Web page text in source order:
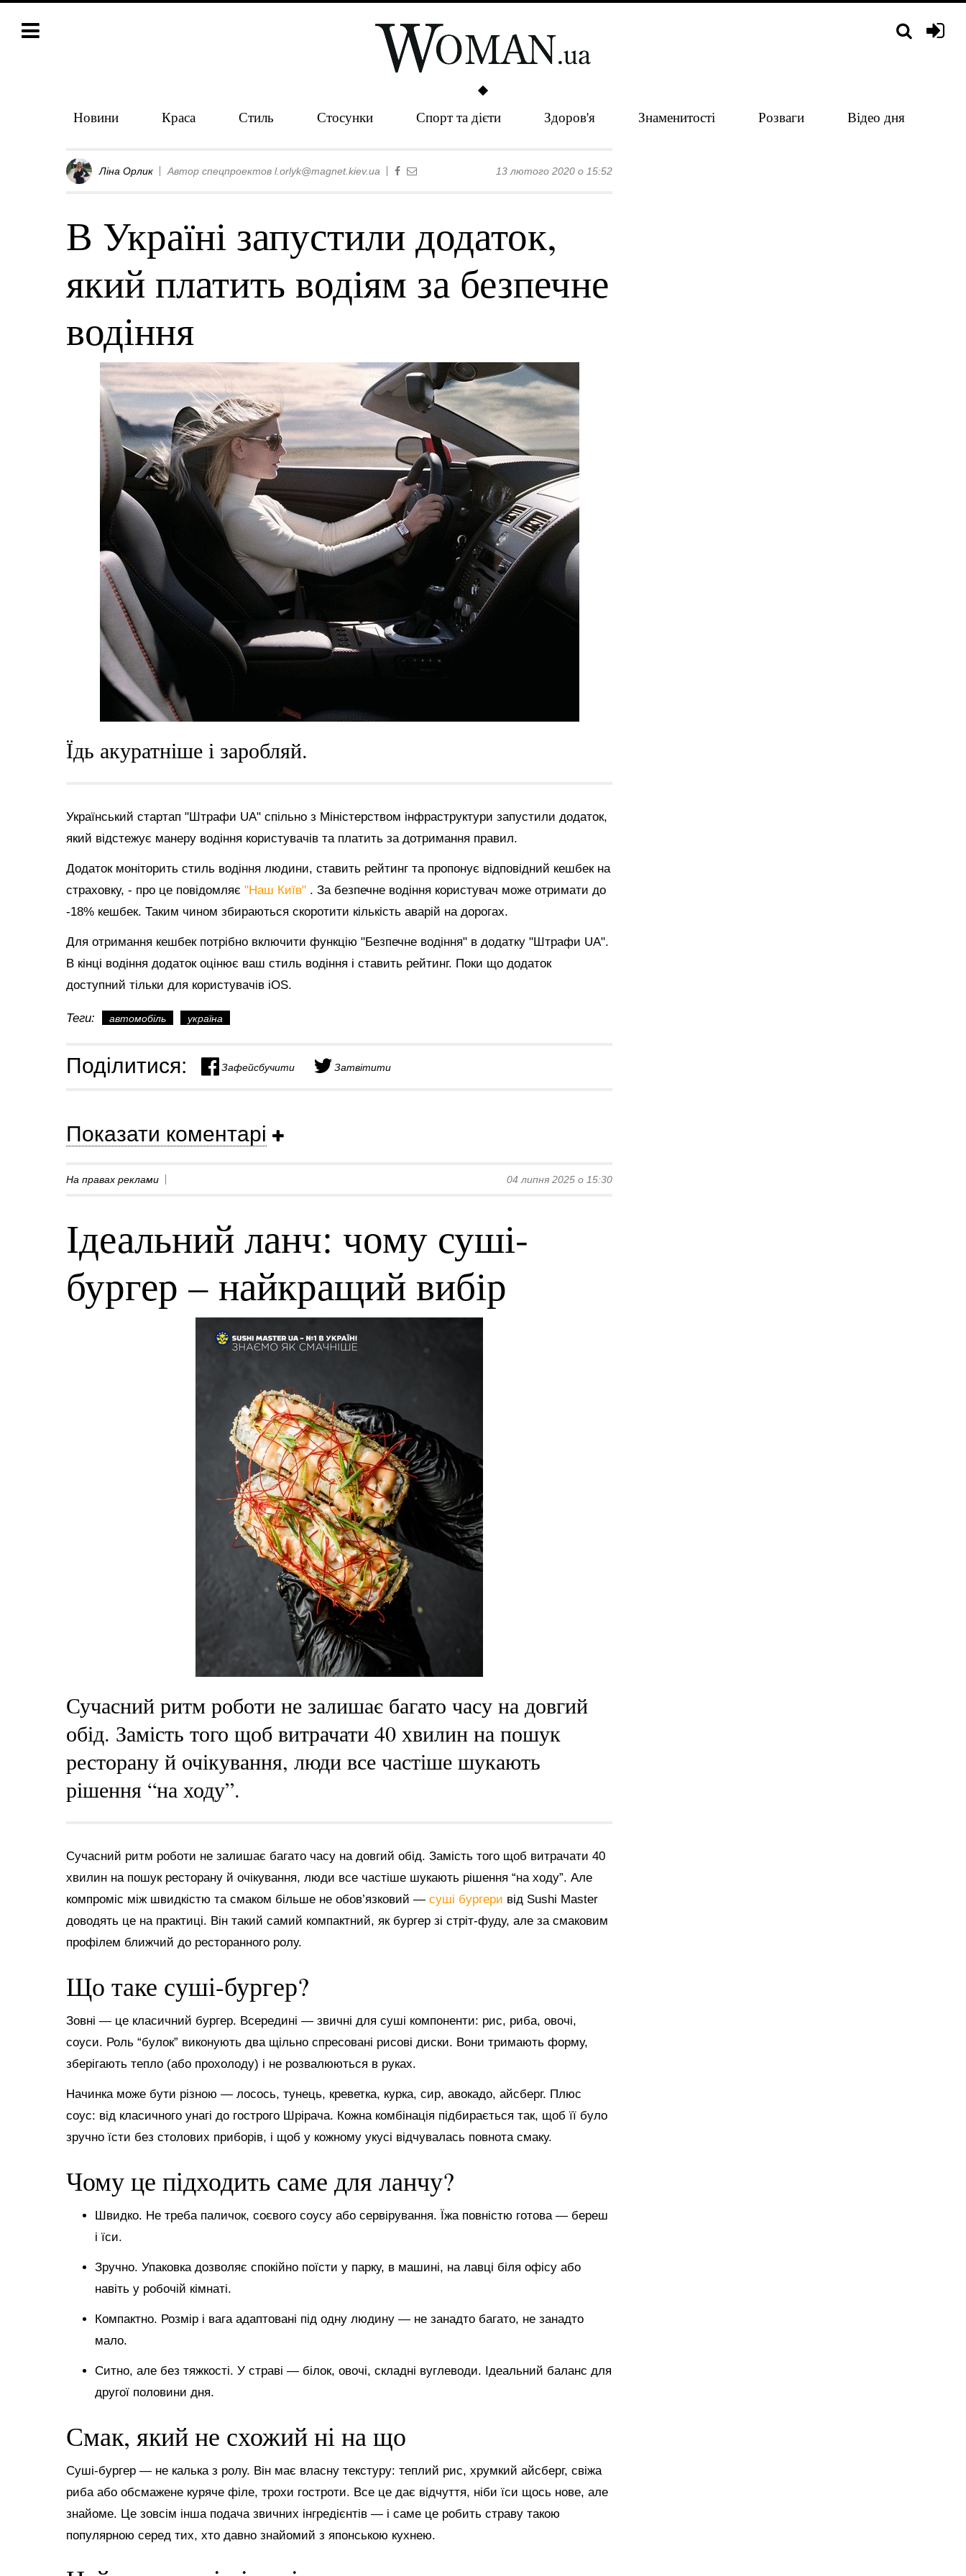
Новини Краса Стиль Стосунки Спорт та дієти Здоров'я Знаменитості Розваги Відео дня
Ліна Орлик Автор спецпроектов l.orlyk@magnet.kiev.ua 13 лютого 2020 о 15:52
В Україні запустили додаток,
який платить водіям за безпечне
водіння
Їдь акуратніше і заробляй.
Український стартап "Штрафи UA" спільно з Міністерством інфраструктури запустили додаток,
який відстежує манеру водіння користувачів та платить за дотримання правил.
Додаток моніторить стиль водіння людини, ставить рейтинг та пропонує відповідний кешбек на
страховку, - про це повідомляє "Наш Київ" . За безпечне водіння користувач може отримати до
-18% кешбек. Таким чином збираються скоротити кількість аварій на дорогах.
Для отримання кешбек потрібно включити функцію "Безпечне водіння" в додатку "Штрафи UA".
В кінці водіння додаток оцінює ваш стиль водіння і ставить рейтинг. Поки що додаток
доступний тільки для користувачів iOS.
Теги: автомобіль україна
Поділитися: Зафейсбучити Затвітити
Показати коментарі
На правах реклами 04 липня 2025 о 15:30
Ідеальний ланч: чому суші-
бургер – найкращий вибір
Сучасний ритм роботи не залишає багато часу на довгий
обід. Замість того щоб витрачати 40 хвилин на пошук
ресторану й очікування, люди все частіше шукають
рішення “на ходу”.
Сучасний ритм роботи не залишає багато часу на довгий обід. Замість того щоб витрачати 40
хвилин на пошук ресторану й очікування, люди все частіше шукають рішення “на ходу”. Але
компроміс між швидкістю та смаком більше не обов’язковий — суші бургери від Sushi Master
доводять це на практиці. Він такий самий компактний, як бургер зі стріт-фуду, але за смаковим
профілем ближчий до ресторанного ролу.
Що таке суші-бургер?
Зовні — це класичний бургер. Всередині — звичні для суші компоненти: рис, риба, овочі,
соуси. Роль “булок” виконують два щільно спресовані рисові диски. Вони тримають форму,
зберігають тепло (або прохолоду) і не розвалюються в руках.
Начинка може бути різною — лосось, тунець, креветка, курка, сир, авокадо, айсберг. Плюс
соус: від класичного унагі до гострого Шрірача. Кожна комбінація підбирається так, щоб її було
зручно їсти без столових приборів, і щоб у кожному укусі відчувалась повнота смаку.
Чому це підходить саме для ланчу?
Швидко. Не треба паличок, соєвого соусу або сервірування. Їжа повністю готова — береш
і їси.
Зручно. Упаковка дозволяє спокійно поїсти у парку, в машині, на лавці біля офісу або
навіть у робочій кімнаті.
Компактно. Розмір і вага адаптовані під одну людину — не занадто багато, не занадто
мало.
Ситно, але без тяжкості. У страві — білок, овочі, складні вуглеводи. Ідеальний баланс для
другої половини дня.
Смак, який не схожий ні на що
Суші-бургер — не калька з ролу. Він має власну текстуру: теплий рис, хрумкий айсберг, свіжа
риба або обсмажене куряче філе, трохи гостроти. Все це дає відчуття, ніби їси щось нове, але
знайоме. Це зовсім інша подача звичних інгредієнтів — і саме це робить страву такою
популярною серед тих, хто давно знайомий з японською кухнею.